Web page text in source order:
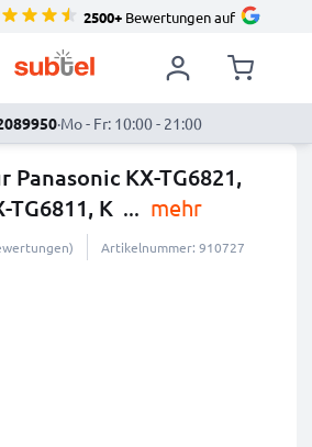
2500+Bewertungen auf
·Mo - Fr: 10:00 - 21:00
Panasonic KX-TG6821,
TG6811, K ... mehr
Artikelnummer: 910727